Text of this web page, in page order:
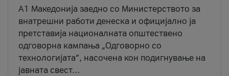
A1 Македонија заедно со Министерството за
внатрешни работи денеска и официјално ја
претставија националната општествено
одговорна кампања „Одговорно со
технологијата“, насочена кон подигнување на
јавната свест...